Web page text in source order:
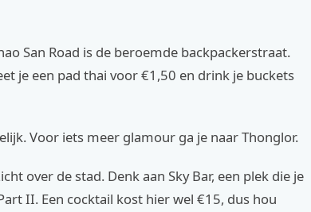
San Road is de beroemde backpackerstraat.
je een pad thai voor €1,50 en drink je buckets
Voor iets meer glamour ga je naar Thonglor.
over de stad. Denk aan Sky Bar, een plek die je
II. Een cocktail kost hier wel €15, dus hou